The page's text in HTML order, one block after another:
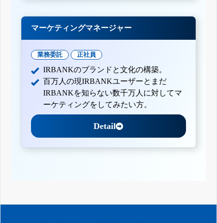
マーケティングマネージャー
業務委託 正社員
IRBANKのブランドと文化の構築。
百万人の現IRBANKユーザーとまだ
IRBANKを知らない数千万人に対してマ
ーケティングをしてみたい方。
Detail